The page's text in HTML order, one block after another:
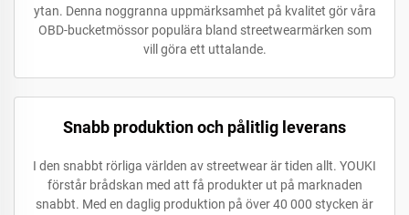
ytan. Denna noggranna uppmärksamhet på kvalitet gör våra
OBD-bucketmössor populära bland streetwearmärken som
vill göra ett uttalande.
Snabb produktion och pålitlig leverans
I den snabbt rörliga världen av streetwear är tiden allt. YOUKI
förstår brådskan med att få produkter ut på marknaden
snabbt. Med en daglig produktion på över 40 000 stycken är